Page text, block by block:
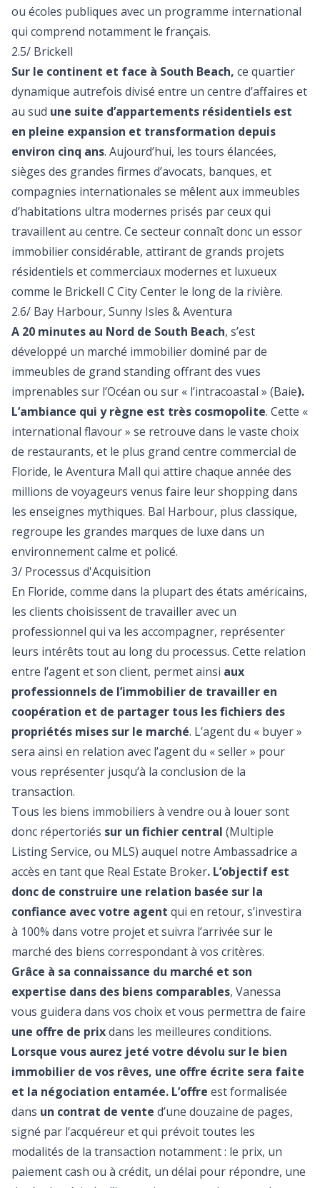
ou écoles publiques avec un programme international
qui comprend notamment le français.
2.5/ Brickell
Sur le continent et face à South Beach, ce quartier
dynamique autrefois divisé entre un centre d’affaires et
au sud une suite d’appartements résidentiels est
en pleine expansion et transformation depuis
environ cinq ans. Aujourd’hui, les tours élancées,
sièges des grandes firmes d’avocats, banques, et
compagnies internationales se mêlent aux immeubles
d’habitations ultra modernes prisés par ceux qui
travaillent au centre. Ce secteur connaît donc un essor
immobilier considérable, attirant de grands projets
résidentiels et commerciaux modernes et luxueux
comme le Brickell C City Center le long de la rivière.
2.6/ Bay Harbour, Sunny Isles & Aventura
A 20 minutes au Nord de South Beach, s’est
développé un marché immobilier dominé par de
immeubles de grand standing offrant des vues
imprenables sur l’Océan ou sur « l’intracoastal » (Baie).
L’ambiance qui y règne est très cosmopolite. Cette «
international flavour » se retrouve dans le vaste choix
de restaurants, et le plus grand centre commercial de
Floride, le Aventura Mall qui attire chaque année des
millions de voyageurs venus faire leur shopping dans
les enseignes mythiques. Bal Harbour, plus classique,
regroupe les grandes marques de luxe dans un
environnement calme et policé.
3/ Processus d'Acquisition
En Floride, comme dans la plupart des états américains,
les clients choisissent de travailler avec un
professionnel qui va les accompagner, représenter
leurs intérêts tout au long du processus. Cette relation
entre l’agent et son client, permet ainsi aux
professionnels de l’immobilier de travailler en
coopération et de partager tous les fichiers des
propriétés mises sur le marché. L’agent du « buyer »
sera ainsi en relation avec l’agent du « seller » pour
vous représenter jusqu’à la conclusion de la
transaction.
Tous les biens immobiliers à vendre ou à louer sont
donc répertoriés sur un fichier central (Multiple
Listing Service, ou MLS) auquel notre Ambassadrice a
accès en tant que Real Estate Broker. L’objectif est
donc de construire une relation basée sur la
confiance avec votre agent qui en retour, s’investira
à 100% dans votre projet et suivra l’arrivée sur le
marché des biens correspondant à vos critères.
Grâce à sa connaissance du marché et son
expertise dans des biens comparables, Vanessa
vous guidera dans vos choix et vous permettra de faire
une offre de prixdans les meilleures conditions.
Lorsque vous aurez jeté votre dévolu sur le bien
immobilier de vos rêves, une offre écrite sera faite
et la négociation entamée. L’offre est formalisée
dans un contrat de vente d’une douzaine de pages,
signé par l’acquéreur et qui prévoit toutes les
modalités de la transaction notamment : le prix, un
paiement cash ou à crédit, un délai pour répondre, une